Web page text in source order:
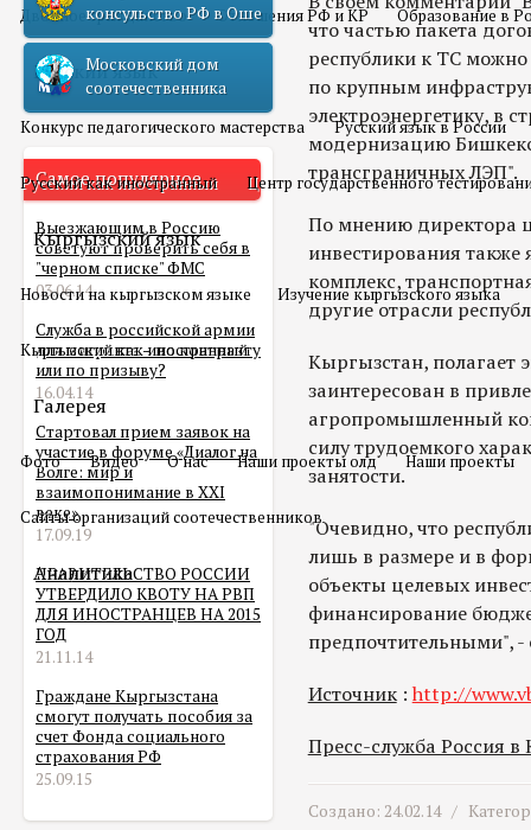
Двойное гражданство Отношения РФ и КР Образование в
Русский язык
Конкурс педагогического мастерства Русский язык в России
Русский как иностранный Центр государственного
Кыргызский язык
Новости на кыргызском языке Изучение кыргызского языка
Кыргызский как иностранный
Галерея
Фото Видео О нас Наши проекты олд Наши проекты
Сайты организаций соотечественников
Аналитика
консульство РФ в Оше
Московский дом
соотечественника
Самое популярное
Выезжающим в Россию
советуют проверить себя в
"черном списке" ФМС
03.06.14
Служба в российской армии
для мигранта – по контракту
или по призыву?
16.04.14
Стартовал прием заявок на
участие в форуме «Диалог на
Волге: мир и
взаимопонимание в XXI
веке»
17.09.19
ПРАВИТЕЛЬСТВО РОССИИ
УТВЕРДИЛО КВОТУ НА РВП
ДЛЯ ИНОСТРАНЦЕВ НА 2015
ГОД
21.11.14
Граждане Кыргызстана
смогут получать пособия за
счет Фонда социального
страхования РФ
25.09.15
что частью пакета
республики к ТС
по крупным
электроэнергетику, в
модернизацию
трансграничных ЛЭП".
По мнению директора
инвестирования
комплекс,
другие отрасли
Кыргызстан, полагает
заинтересован в
агропромышленный
силу трудоемкого
занятости.
"Очевидно, что
лишь в размере и в
объекты целевых
финансирование
предпочтительными", -
Источник: http://
Пресс-служба Россия в
Создано: 24.02.14 /